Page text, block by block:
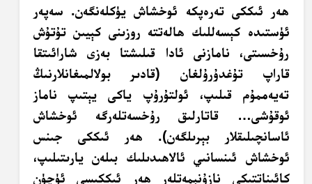
ھەر ئىككى تەرەپكە ئوخشاش يۈكلەنگەن. سەپەر
ئۈستىدە كېسەللىك ھالەتتە روزىنى كېيىن تۇتۇش
رۇخسىتى، نامازنى ئادا قىلىشتا بەزى شارائىتقا
قاراپ تۇغدۇرۇلغان (قادىر بولالمىغانلارنىڭ
تەيەممۇم قىلىپ، ئولتۇرۇپ ياكى يېتىپ ناماز
ئوقۇشى… قاتارلىق رۇخسەتلەرگە ئوخشاش
ئاسانچىلىقلار بېرىلگەن). ھەر ئىككى جىنس
ئوخشاش ئىنسانىي ئالاھىدىلىك بىلەن يارىتىلىپ،
كائىناتتىكى نازۇنېمەتلەر ھەر ئىككىسى ئۈچۈن